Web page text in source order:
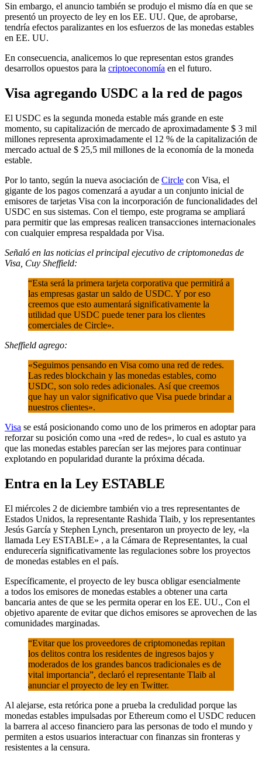
Sin embargo, el anuncio también se produjo el mismo día en que se
presentó un proyecto de ley en los EE. UU. Que, de aprobarse,
tendría efectos paralizantes en los esfuerzos de las monedas estables
en EE. UU.
En consecuencia, analicemos lo que representan estos grandes
desarrollos opuestos para la criptoeconomía en el futuro.
Visa agregando USDC a la red de pagos
El USDC es la segunda moneda estable más grande en este
momento, su capitalización de mercado de aproximadamente $ 3 mil
millones representa aproximadamente el 12 % de la capitalización de
mercado actual de $ 25,5 mil millones de la economía de la moneda
estable.
Por lo tanto, según la nueva asociación de Circle con Visa, el
gigante de los pagos comenzará a ayudar a un conjunto inicial de
emisores de tarjetas Visa con la incorporación de funcionalidades del
USDC en sus sistemas. Con el tiempo, este programa se ampliará
para permitir que las empresas realicen transacciones internacionales
con cualquier empresa respaldada por Visa.
Señaló en las noticias el principal ejecutivo de criptomonedas de
Visa, Cuy Sheffield:
“Esta será la primera tarjeta corporativa que permitirá a
las empresas gastar un saldo de USDC. Y por eso
creemos que esto aumentará significativamente la
utilidad que USDC puede tener para los clientes
comerciales de Circle».
Sheffield agrego:
«Seguimos pensando en Visa como una red de redes.
Las redes blockchain y las monedas estables, como
USDC, son solo redes adicionales. Así que creemos
que hay un valor significativo que Visa puede brindar a
nuestros clientes».
Visa se está posicionando como uno de los primeros en adoptar para
reforzar su posición como una «red de redes», lo cual es astuto ya
que las monedas estables parecían ser las mejores para continuar
explotando en popularidad durante la próxima década.
Entra en la Ley ESTABLE
El miércoles 2 de diciembre también vio a tres representantes de
Estados Unidos, la representante Rashida Tlaib, y los representantes
Jesús García y Stephen Lynch, presentaron un proyecto de ley, «la
llamada Ley ESTABLE» , a la Cámara de Representantes, la cual
endurecería significativamente las regulaciones sobre los proyectos
de monedas estables en el país.
Específicamente, el proyecto de ley busca obligar esencialmente
a todos los emisores de monedas estables a obtener una carta
bancaria antes de que se les permita operar en los EE. UU., Con el
objetivo aparente de evitar que dichos emisores se aprovechen de las
comunidades marginadas.
“Evitar que los proveedores de criptomonedas repitan
los delitos contra los residentes de ingresos bajos y
moderados de los grandes bancos tradicionales es de
vital importancia”, declaró el representante Tlaib al
anunciar el proyecto de ley en Twitter.
Al alejarse, esta retórica pone a prueba la credulidad porque las
monedas estables impulsadas por Ethereum como el USDC reducen
la barrera al acceso financiero para las personas de todo el mundo y
permiten a estos usuarios interactuar con finanzas sin fronteras y
resistentes a la censura.